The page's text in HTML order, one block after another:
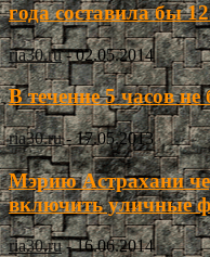
года составила бы
ria30.ru - 02.05.2014
В течение 5 часов
ria30.ru - 17.05.2013
Мэрию Астрахани
включить уличные
ria30.ru - 16.06.2014